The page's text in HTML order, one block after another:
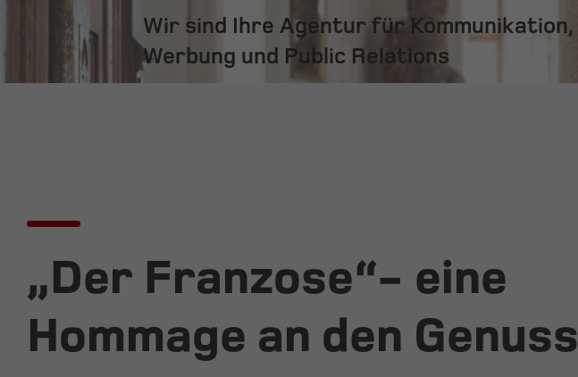
Wir sind Ihre Agentur für Kommunikation,
Werbung und Public Relations
„Der Franzose“- eine
Hommage an den Genuss